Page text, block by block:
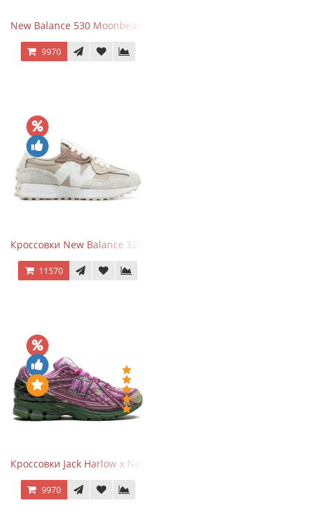
New Balance 530 Moonbeam Sea Salt
9970
Кроссовки New Balance 327 Beige Pink
11570
Кроссовки Jack Harlow x New Balance 1906r Kentucky Derby
9970